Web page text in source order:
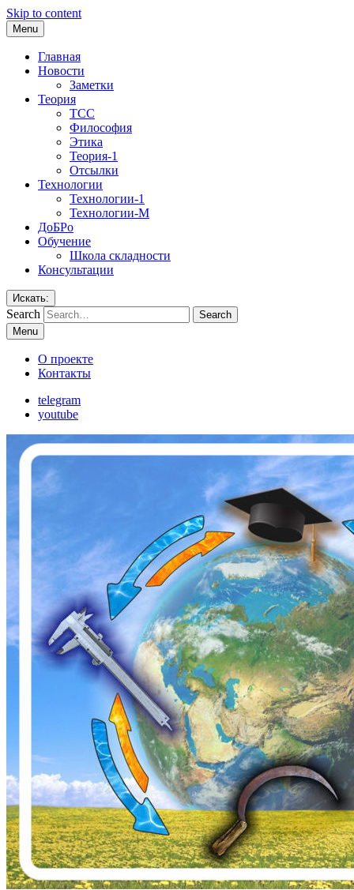
Skip to content
Menu
Главная
Новости
Заметки
Теория
ТСС
Философия
Этика
Теория-1
Отсылки
Технологии
Технологии-1
Технологии-М
ДоБРо
Обучение
Школа складности
Консультации
Искать:
Search
Menu
О проекте
Контакты
telegram
youtube